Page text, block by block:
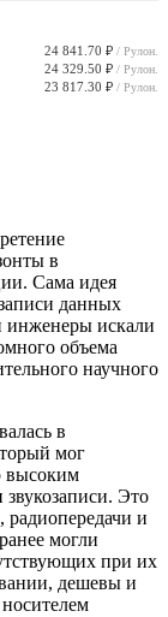
24 841.70 ₽ / Рулон.
24 329.50 ₽ / Рулон.
23 817.30 ₽ / Рулон.
в
Сама идея
данных
инженеры искали
объема
научного
в
мог
высоким
Это
радиопередачи и
могли
при их
дешевы и